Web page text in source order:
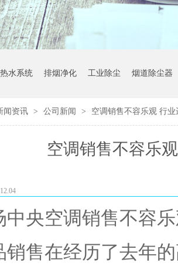
水系统 排烟净化 工业除尘 烟道除尘器
闻资讯 > 公司新闻 > 空调销售不容乐观 行
空调销售不容乐
中央空调销售不容
销售在经历了去年